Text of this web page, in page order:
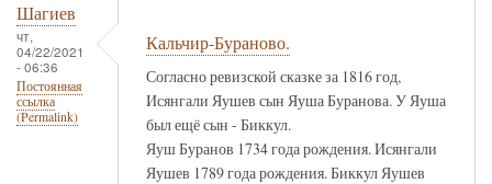
Шагиев
чт,
04/22/2021
- 06:36
Постоянная
ссылка
(Permalink)
Кальчир-Бураново.
Согласно ревизской сказке за 1816 год,
Исянгали Яушев сын Яуша Буранова. У Яуша
был ещё сын - Биккул.
Яуш Буранов 1734 года рождения. Исянгали
Яушев 1789 года рождения. Биккул Яушев